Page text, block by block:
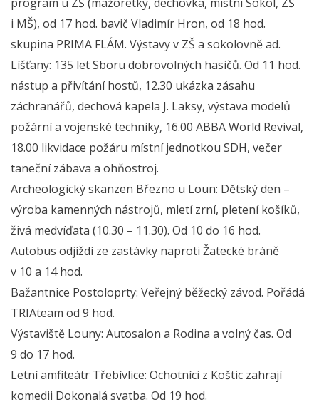
i MŠ), od 17 hod. bavič Vladimír Hron, od 18 hod.
skupina PRIMA FLÁM. Výstavy v ZŠ a sokolovně ad.
Líšťany: 135 let Sboru dobrovolných hasičů. Od 11 hod.
nástup a přivítání hostů, 12.30 ukázka zásahu
záchranářů, dechová kapela J. Laksy, výstava modelů
požární a vojenské techniky, 16.00 ABBA World Revival,
18.00 likvidace požáru místní jednotkou SDH, večer
taneční zábava a ohňostroj.
Archeologický skanzen Březno u Loun: Dětský den –
výroba kamenných nástrojů, mletí zrní, pletení košíků,
živá medvíďata (10.30 – 11.30). Od 10 do 16 hod.
Autobus odjíždí ze zastávky naproti Žatecké bráně
v 10 a 14 hod.
Bažantnice Postoloprty: Veřejný běžecký závod. Pořádá
TRIAteam od 9 hod.
Výstaviště Louny: Autosalon a Rodina a volný čas. Od
9 do 17 hod.
Letní amfiteátr Třebívlice: Ochotníci z Koštic zahrají
komedii Dokonalá svatba. Od 19 hod.